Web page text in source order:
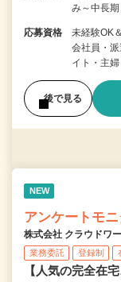
み～中長
応募資格
未経験OK
会社員・
イト・主
後で見る
NEW
アンケートモニ
株式会社 クラウドワ
業務委託 登録制
【人気の完全在